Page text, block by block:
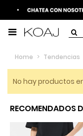
Home > Tendencias
No hay productos
RECOMENDADOS